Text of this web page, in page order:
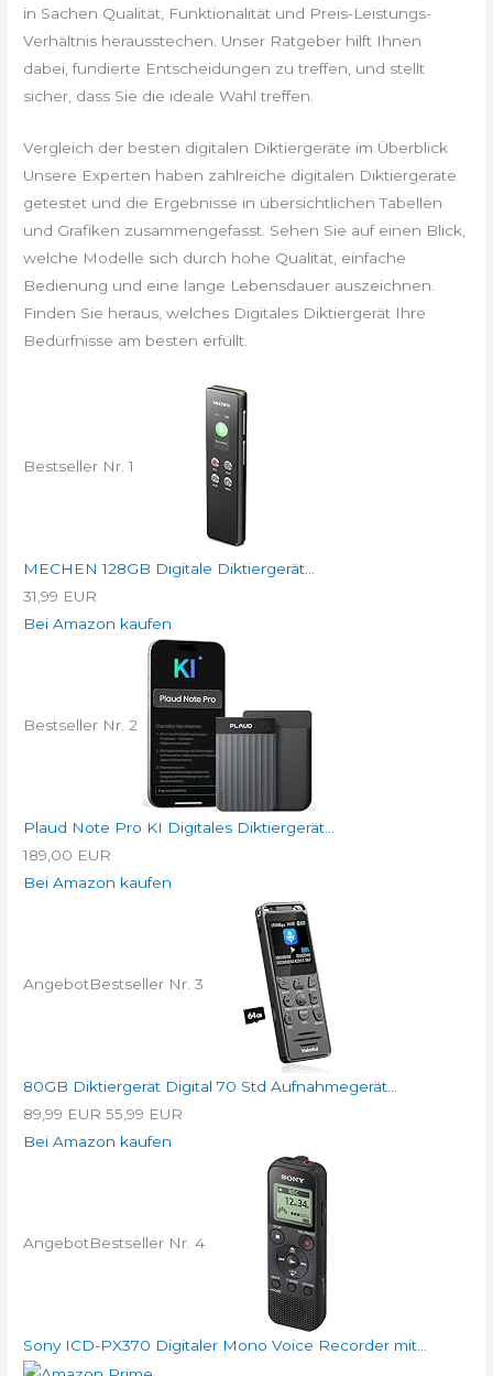
in Sachen Qualität, Funktionalität und Preis-Leistungs-
Verhältnis herausstechen. Unser Ratgeber hilft Ihnen
dabei, fundierte Entscheidungen zu treffen, und stellt
sicher, dass Sie die ideale Wahl treffen.
Vergleich der besten digitalen Diktiergeräte im Überblick
Unsere Experten haben zahlreiche digitalen Diktiergeräte
getestet und die Ergebnisse in übersichtlichen Tabellen
und Grafiken zusammengefasst. Sehen Sie auf einen Blick,
welche Modelle sich durch hohe Qualität, einfache
Bedienung und eine lange Lebensdauer auszeichnen.
Finden Sie heraus, welches Digitales Diktiergerät Ihre
Bedürfnisse am besten erfüllt.
Bestseller Nr. 1
MECHEN 128GB Digitale Diktiergerät...
31,99 EUR
Bei Amazon kaufen
Bestseller Nr. 2
Plaud Note Pro KI Digitales Diktiergerät...
189,00 EUR
Bei Amazon kaufen
AngebotBestseller Nr. 3
80GB Diktiergerät Digital 70 Std Aufnahmegerät...
89,99 EUR 55,99 EUR
Bei Amazon kaufen
AngebotBestseller Nr. 4
Sony ICD-PX370 Digitaler Mono Voice Recorder mit...